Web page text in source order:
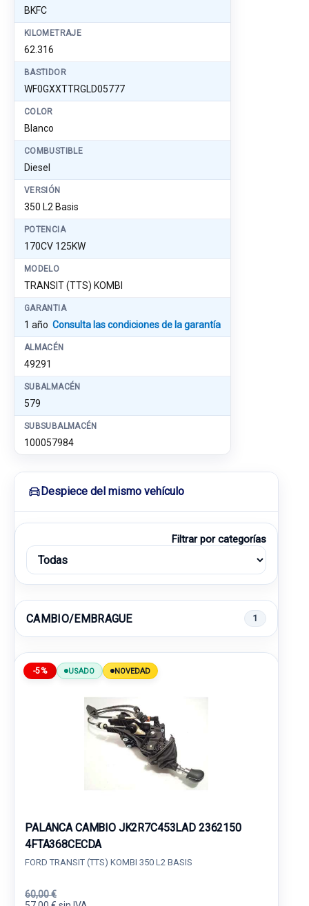
BKFC
KILOMETRAJE
62.316
BASTIDOR
WF0GXXTTRGLD05777
COLOR
Blanco
COMBUSTIBLE
Diesel
VERSIÓN
350 L2 Basis
POTENCIA
170CV 125KW
MODELO
TRANSIT (TTS) KOMBI
GARANTIA
1 año Consulta las condiciones de la garantía
ALMACÉN
49291
SUBALMACÉN
579
SUBSUBALMACÉN
100057984
Despiece del mismo vehículo
Filtrar por categorías
CAMBIO/EMBRAGUE 1
-5% USADO NOVEDAD
PALANCA CAMBIO JK2R7C453LAD 2362150
4FTA368CECDA
FORD TRANSIT (TTS) KOMBI 350 L2 BASIS
60,00 €